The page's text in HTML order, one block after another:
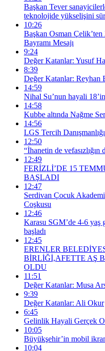
Başkan Tever
teknolojide yükselişini
10:26
Başkan Osman
Bayramı Mesajı
9:24
Değer Katanlar: Yusuf
8:39
Değer Katanlar: Reyhan
14:59
Nihal Su’nun hayali
14:58
Kubbe altında Nağme
14:56
LGS Tercih
12:50
“İhanetin de vefasızlığın
12:49
FERİZLİ’DE 15
BAŞLADI
12:47
Serdivan Çocuk
Coşkusu
12:46
Karasu SGM’de 4-6 yaş
başladı
12:45
ERENLER
BİRLİĞİ,AFETTE AŞ
OLDU
11:51
Değer Katanlar: Musa
9:39
Değer Katanlar: Ali Okur
6:45
Gelinlik Hayali Gerçek
10:05
Büyükşehir’in mobil
10:04